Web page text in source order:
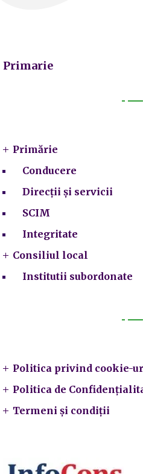
Primarie
Primărie
Conducere
Direcții și servicii
SCIM
Integritate
Consiliul local
Institutii subordonate
Politica privind cookie-
Politica de
Termeni și condiții